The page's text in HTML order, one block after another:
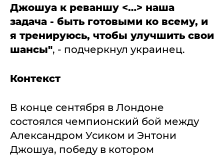
Джошуа к реваншу <…> наша
задача - быть готовыми ко всему, и
я тренируюсь, чтобы улучшить свои
шансы", - подчеркнул украинец.
Контекст
В конце сентября в Лондоне
состоялся чемпионский бой между
Александром Усиком и Энтони
Джошуа, победу в котором